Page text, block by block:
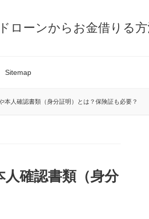
ローンからお金借りる
Sitemap
人確認書類（身分証明）とは？保険証も必要？
確認書類（身分